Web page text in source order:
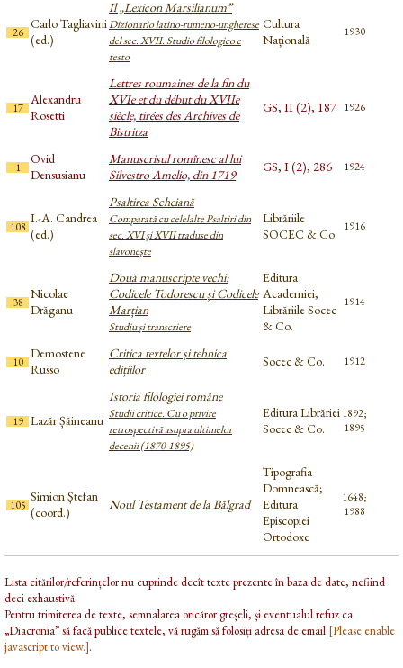
26
Carlo Tagliavini
(ed.)
Il „Lexicon Marsilianum”
Dizionario latino-rumeno-ungherese
del sec. XVII. Studio filologico e
testo
Cultura
Națională
1930
17
Alexandru
Rosetti
Lettres roumaines de la fin du
XVIe et du début du XVIIe
siècle, tirées des Archives de
Bistritza
GS, II (2), 187 1926
1
Ovid
Densusianu
Manuscrisul romînesc al lui
Silvestro Amelio, din 1719
GS, I (2), 286 1924
108
I.-A. Candrea
(ed.)
Psaltirea Scheiană
Comparată cu celelalte Psaltiri din
sec. XVI şi XVII traduse din
slavoneşte
Librăriile
SOCEC & Co. 1916
38
Nicolae
Drăganu
Două manuscripte vechi:
Codicele Todorescu și Codicele
Marțian
Studiu și transcriere
Editura
Academiei,
Librăriile Socec
& Co.
1914
10
Demostene
Russo
Critica textelor și tehnica
edițiilor
Socec & Co. 1912
19 Lazăr Șăineanu
Istoria filologiei române
Studii critice. Cu o privire
retrospectivă asupra ultimelor
decenii (1870-1895)
Editura Librăriei
Socec & Co.
1892;
1895
105
Simion Ștefan
(coord.)
Noul Testament de la Bălgrad
Tipografia
Domnească;
Editura
Episcopiei
Ortodoxe
1648;
1988
Lista citărilor/referințelor nu cuprinde decît texte prezente în baza de date, nefiind
deci exhaustivă.
Pentru trimiterea de texte, semnalarea oricăror greșeli, și eventualul refuz ca
„Diacronia” să facă publice textele, vă rugăm să folosiți adresa de email [Please enable
javascript to view.].